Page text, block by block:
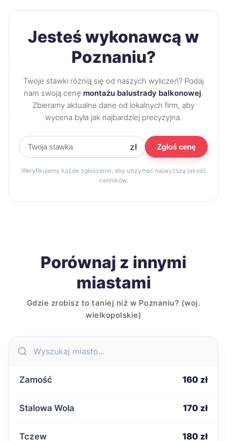
Jesteś wykonawcą w
Poznaniu?
Twoje stawki różnią się od naszych wyliczeń? Podaj
nam swoją cenę montażu balustrady balkonowej.
Zbieramy aktualne dane od lokalnych firm, aby
wycena była jak najbardziej precyzyjna.
zł Zgłoś cenę
Weryfikujemy każde zgłoszenie, aby utrzymać najwyższą jakość
cenników.
Porównaj z innymi
miastami
Gdzie zrobisz to taniej niż w Poznaniu? (woj.
wielkopolskie)
Zamość 160 zł
Stalowa Wola 170 zł
Tczew 180 zł